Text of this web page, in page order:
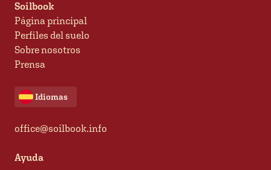
Soilbook
Página principal
Perfiles del suelo
Sobre nosotros
Prensa
Idiomas
office@soilbook.info
Ayuda